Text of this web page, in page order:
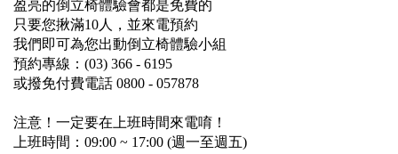
盈亮的倒立椅體驗會都是免費的
只要您揪滿10人，並來電預約
我們即可為您出動倒立椅體驗小組
預約專線：(03) 366 - 6195
或撥免付費電話 0800 - 057878
注意！一定要在上班時間來電唷！
上班時間：09:00 ~ 17:00 (週一至週五)